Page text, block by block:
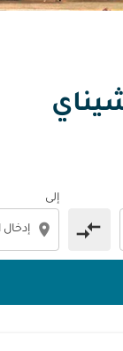
compare_arrows
إلى
location_on